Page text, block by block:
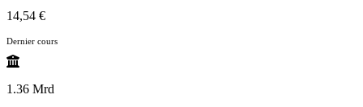
14,54 €
Dernier cours
1.36 Mrd